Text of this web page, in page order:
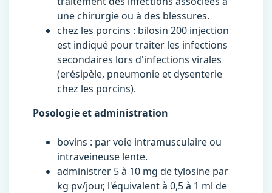
une chirurgie ou à des blessures.
chez les porcins : bilosin 200 injection
est indiqué pour traiter les infections
secondaires lors d'infections virales
(erésipèle, pneumonie et dysenterie
chez les porcins).
Posologie et administration
bovins : par voie intramusculaire ou
intraveineuse lente.
administrer 5 à 10 mg de tylosine par
kg pv/jour, l'équivalent à 0,5 à 1 ml de